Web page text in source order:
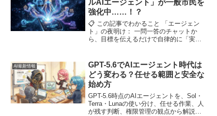
ルAIエージェント」が一般市民を
強化中……！？
📋 この記事でわかること 「エージェン
ト」の夜明け： 一問一答のチャットか
ら、目標を伝えるだけで自律的に「実
される、人間と同じよう...
AI最新情報
GPT-5.6でAIエージェント時代は
どう変わる？任せる範囲と安全な
始め方
GPT-5.6時点のAIエージェントを、Sol・
Terra・Lunaの使い分け、任せる作業、人
が残す判断、権限管理の観点から解説し